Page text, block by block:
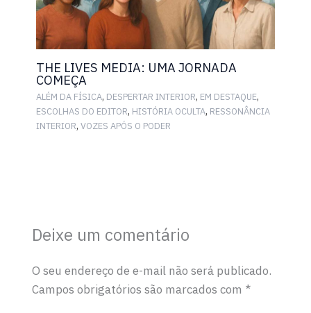
THE LIVES MEDIA: UMA JORNADA
COMEÇA
ALÉM DA FÍSICA, DESPERTAR INTERIOR, EM DESTAQUE,
ESCOLHAS DO EDITOR, HISTÓRIA OCULTA, RESSONÂNCIA
INTERIOR, VOZES APÓS O PODER
Deixe um comentário
O seu endereço de e-mail não será publicado.
Campos obrigatórios são marcados com *